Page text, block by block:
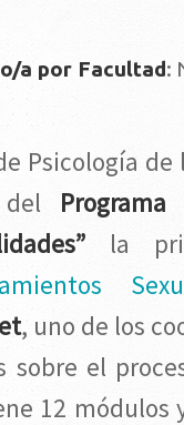
a por Facultad:
Psicología de
la
, uno de los
sobre el
12 módulos